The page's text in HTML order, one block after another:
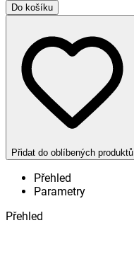
Do košíku
Přidat do oblíbených produktů
Přehled
Parametry
Přehled